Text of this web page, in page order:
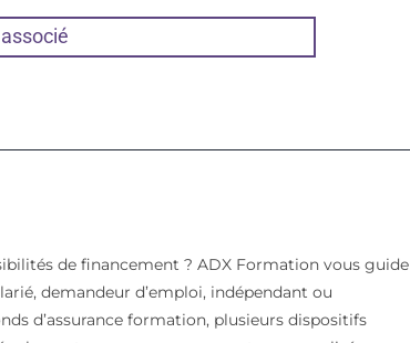
de financement ? ADX Formation vous guide
demandeur d’emploi, indépendant ou
d’assurance formation, plusieurs dispositifs